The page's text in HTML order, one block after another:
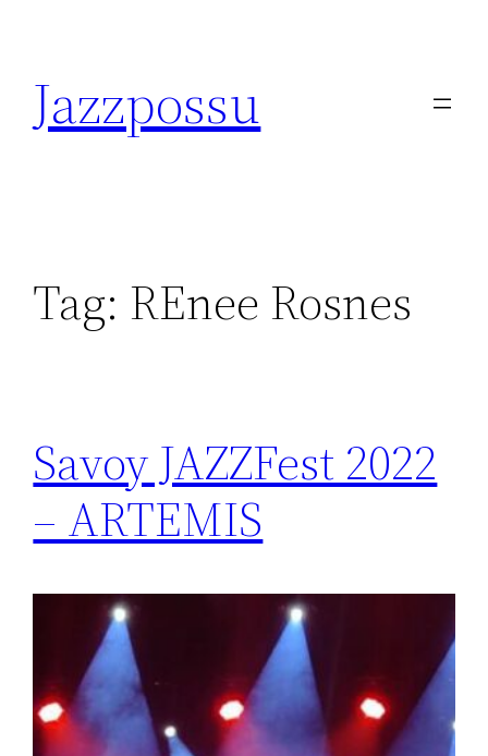
content
Jazzpossu
Tag: REnee Rosnes
Savoy JAZZFest 2022
– ARTEMIS